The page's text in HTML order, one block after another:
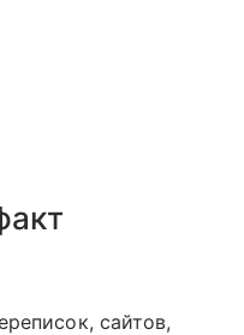
сайтов,